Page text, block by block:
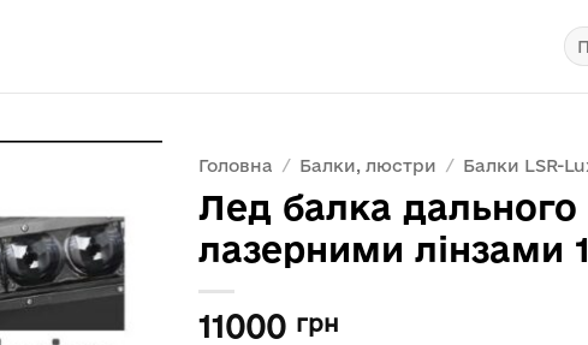
Головна / Балки, люстри / Балки LSR-
Лед балка дального
лазерними лінзами
11000 грн